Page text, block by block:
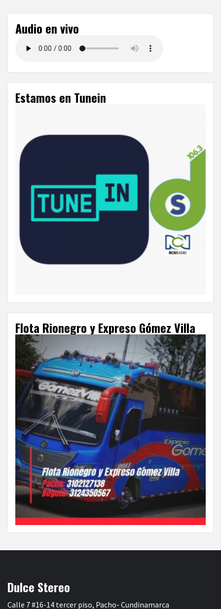
Audio en vivo
Estamos en Tunein
Flota Rionegro y Expreso Gómez Villa
Dulce Stereo
Calle 7 #16-14 tercer piso, Pacho- Cundinamarca